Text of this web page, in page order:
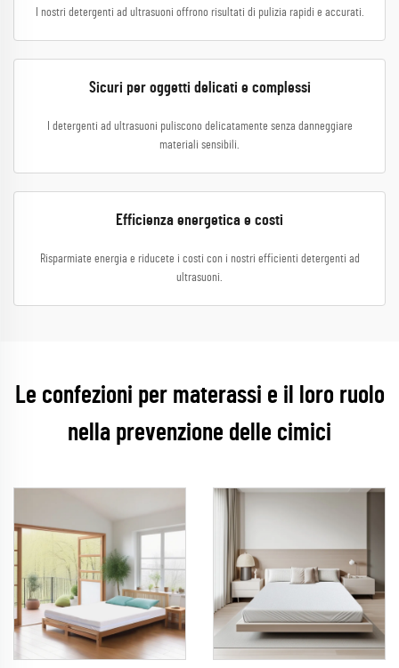
I nostri detergenti ad ultrasuoni offrono risultati di pulizia rapidi e accurati.
Sicuri per oggetti delicati e complessi
I detergenti ad ultrasuoni puliscono delicatamente senza danneggiare
materiali sensibili.
Efficienza energetica e costi
Risparmiate energia e riducete i costi con i nostri efficienti detergenti ad
ultrasuoni.
Le confezioni per materassi e il loro ruolo
nella prevenzione delle cimici